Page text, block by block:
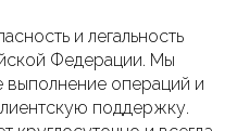
и легальность
Федерации. Мы
операций и
поддержку.